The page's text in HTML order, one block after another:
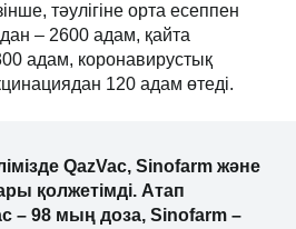
тәулігіне орта есеппен
– 2600 адам, қайта
адам, коронавирустық
120 адам өтеді.
QazVac, Sinofarm және
қолжетімді. Атап
– 98 мың доза, Sinofarm –